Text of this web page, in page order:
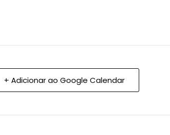
+ Adicionar ao Google Calendar